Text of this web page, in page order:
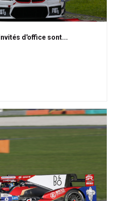
d'office sont...